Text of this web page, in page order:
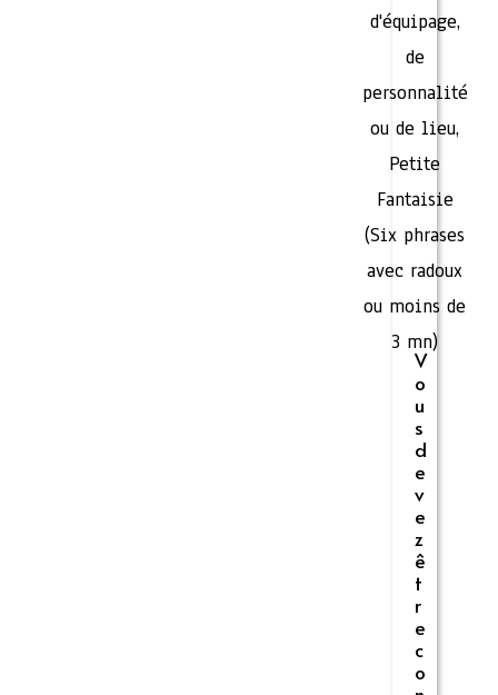
d'équipage,
de
personnalité
ou de lieu,
Petite
Fantaisie
(Six phrases
avec radoux
ou moins de
3 mn)
V
o
u
s
d
e
v
e
z
ê
t
r
e
c
o